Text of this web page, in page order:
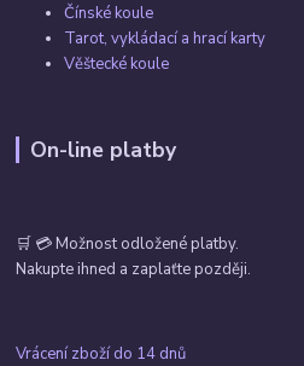
Čínské koule
Tarot, vykládací a hrací karty
Věštecké koule
On-line platby
🛒 💳 Možnost odložené platby.
Nakupte ihned a zaplaťte později.
Vrácení zboží do 14 dnů